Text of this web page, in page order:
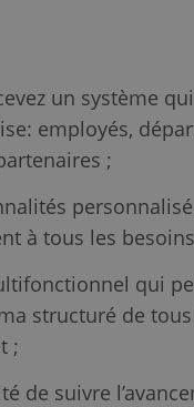
un système
employés,
;
à tous les
qui
structuré de
;
de suivre